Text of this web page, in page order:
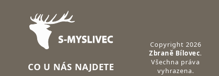
Zápatí
CO U NÁS NAJDETE
Copyright 2026
Zbraně Bílovec.
Všechna práva
vyhrazena.